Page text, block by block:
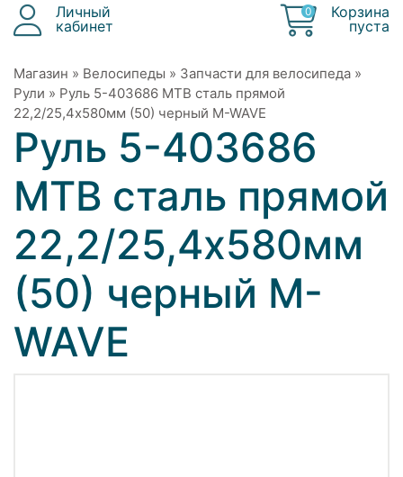
Личный
кабинет
0
Корзина
пуста
Магазин » Велосипеды » Запчасти для велосипеда »
Рули » Руль 5-403686 МТВ сталь прямой
22,2/25,4x580мм (50) черный M-WAVE
Руль 5-403686
МТВ сталь прямой
22,2/25,4x580мм
(50) черный M-
WAVE